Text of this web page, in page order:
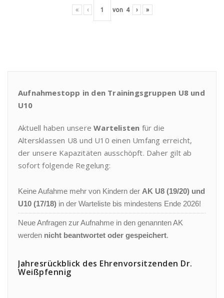
« ‹ von 4 › »
Aufnahmestopp in den Trainingsgruppen U8 und
U10
Aktuell haben unsereWartelisten für die
Altersklassen U8 und U10 einen Umfang erreicht,
der unsere Kapazitäten ausschöpft. Daher gilt ab
sofort folgende Regelung:
Keine Aufahme mehr von Kindern der AK U8 (19/20) und
U10 (17/18) in der Warteliste bis mindestens Ende 2026!
Neue Anfragen zur Aufnahme in den genannten AK
werden nicht beantwortet oder gespeichert.
Jahresrückblick des Ehrenvorsitzenden Dr.
Weißpfennig